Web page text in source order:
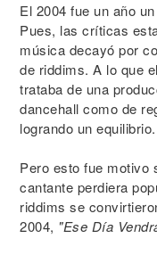
El 2004 fue un año
Pues, las críticas
música decayó por
de riddims. A lo que
trataba de una
dancehall como de
logrando un equilibrio.
Pero esto fue motivo
cantante perdiera
riddims se
2004, "Ese Día